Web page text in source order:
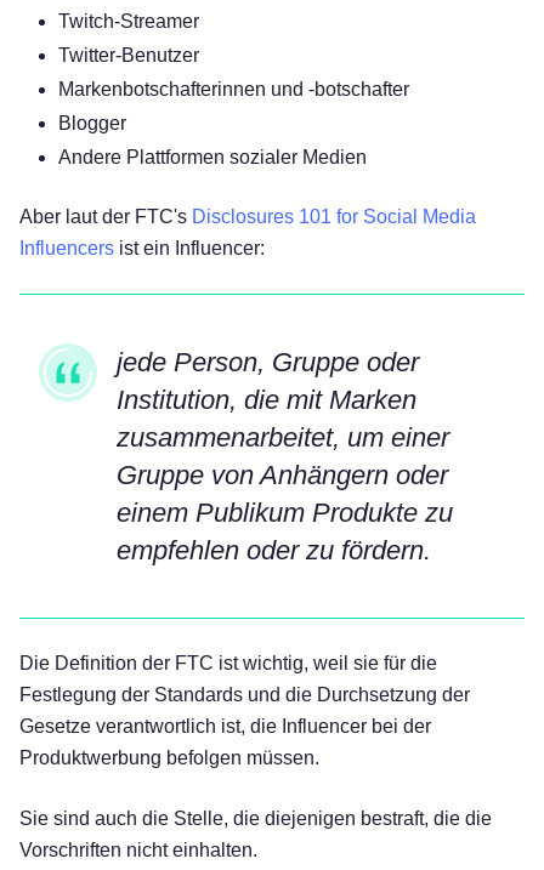
Twitch-Streamer
Twitter-Benutzer
Markenbotschafterinnen und -botschafter
Blogger
Andere Plattformen sozialer Medien
Aber laut der FTC's Disclosures 101 for Social Media
Influencers ist ein Influencer:
jede Person, Gruppe oder
Institution, die mit Marken
zusammenarbeitet, um einer
Gruppe von Anhängern oder
einem Publikum Produkte zu
empfehlen oder zu fördern.
Die Definition der FTC ist wichtig, weil sie für die
Festlegung der Standards und die Durchsetzung der
Gesetze verantwortlich ist, die Influencer bei der
Produktwerbung befolgen müssen.
Sie sind auch die Stelle, die diejenigen bestraft, die die
Vorschriften nicht einhalten.